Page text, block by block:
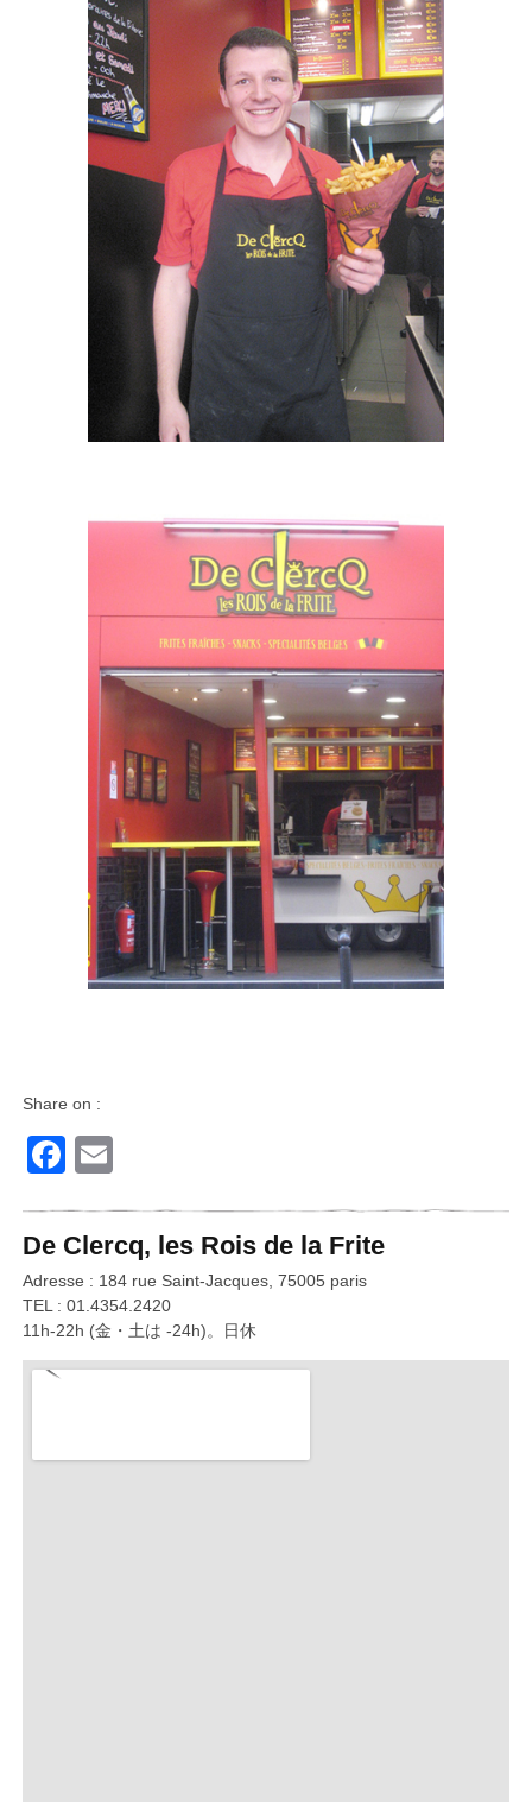
Share on :
Facebook
Email
De Clercq, les Rois de la Frite
Adresse : 184 rue Saint-Jacques, 75005 paris
TEL : 01.4354.2420
11h-22h (金・土は -24h)。日休